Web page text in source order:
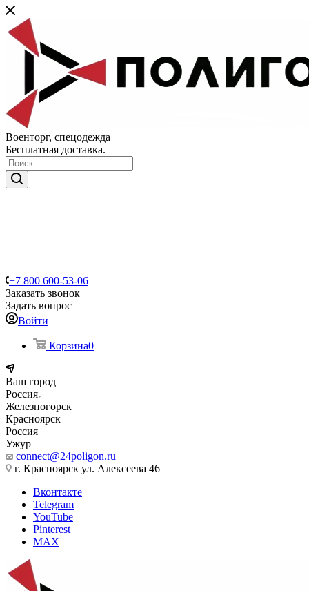
Военторг, спецодежда
Бесплатная доставка.
+7 800 600-53-06
Заказать звонок
Задать вопрос
Войти
Корзина0
Ваш город
Россия
Железногорск
Красноярск
Россия
Ужур
connect@24poligon.ru
г. Красноярск ул. Алексеева 46
Вконтакте
Telegram
YouTube
Pinterest
MAX